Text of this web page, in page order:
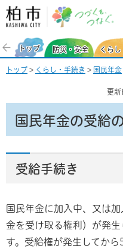
柏市 つづくを、
トップ 防災・安全 くらし
トップ > くらし・手続き > 国民年金
更新
国民年金の受給
受給手続き
国民年金に加入中、又は
金を受け取る権利）が発
す。受給権が発生してか